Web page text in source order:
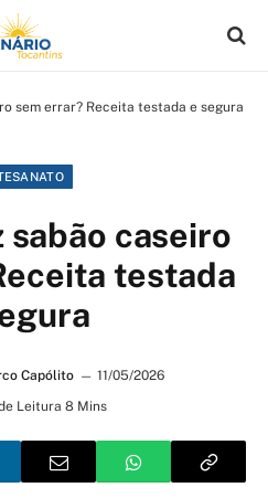
sem errar? Receita testada e segura
sabão caseiro
testada
Capólito
11/05/2026
Leitura 8 Mins